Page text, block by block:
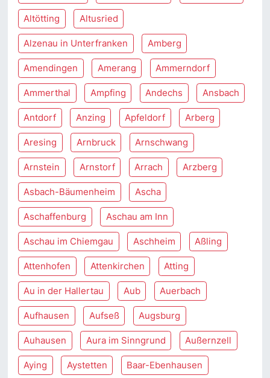
Altötting Altusried
Alzenau in Unterfranken Amberg
Amendingen Amerang Ammerndorf
Ammerthal Ampfing Andechs Ansbach
Antdorf Anzing Apfeldorf Arberg
Aresing Arnbruck Arnschwang
Arnstein Arnstorf Arrach Arzberg
Asbach-Bäumenheim Ascha
Aschaffenburg Aschau am Inn
Aschau im Chiemgau Aschheim Aßling
Attenhofen Attenkirchen Atting
Au in der Hallertau Aub Auerbach
Aufhausen Aufseß Augsburg
Auhausen Aura im Sinngrund Außernzell
Aying Aystetten Baar-Ebenhausen